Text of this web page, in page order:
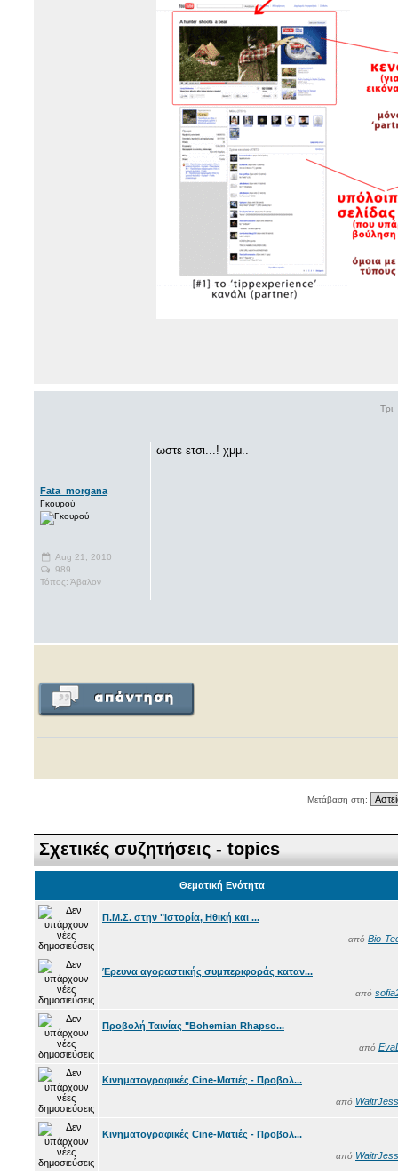
Fata_morgana
Γκουρού
Aug 21, 2010
989
Τόπος: Άβαλον
ωστε ετσι...! χμμ..
Μετάβαση στη:
Σχετικές συζητήσεις - topics
Θεματική Ενότητα
Π.Μ.Σ. στην "Ιστορία, Ηθική και ...
από Bio-
Έρευνα αγοραστικής συμπεριφοράς καταν...
από
Προβολή Ταινίας "Bohemian Rhapso...
από
Κινηματογραφικές Cine-Ματιές - Προβολ...
από
Κινηματογραφικές Cine-Ματιές - Προβολ...
από